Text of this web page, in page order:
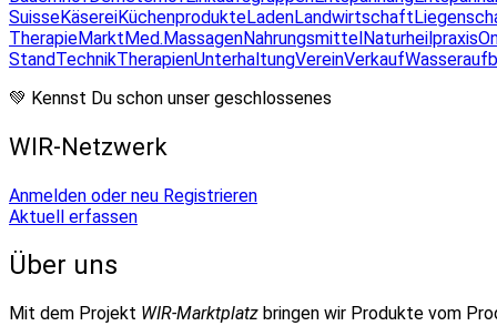
SuisseKäsereiKüchenprodukteLadenLandwirtschaft
TherapieMarktMed.MassagenNahrungsmittelNaturheilpraxis
StandTechnikTherapienUnterhaltungVereinVerkauf
💚 Kennst Du schon unser geschlossenes
WIR-Netzwerk
Anmelden oder neu Registrieren
Aktuell erfassen
Über uns
Mit dem Projekt WIR-Marktplatz bringen wir Produkte vom